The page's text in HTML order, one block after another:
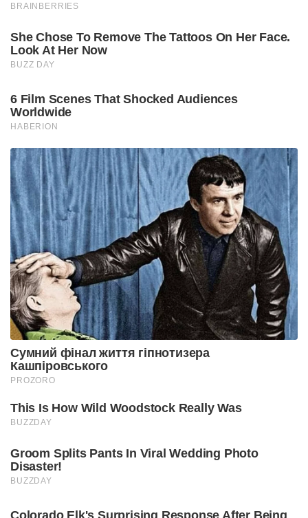
BRAINBERRIES
She Chose To Remove The Tattoos On Her Face.
Look At Her Now
BUZZ DAY
6 Film Scenes That Shocked Audiences
Worldwide
HABERION
Сумний фінал життя гіпнотизера
Кашпіровського
PROZORO
This Is How Wild Woodstock Really Was
BUZZDAY
Groom Splits Pants In Viral Wedding Photo
Disaster!
BUZZDAY
Colorado Elk's Surprising Response After Being